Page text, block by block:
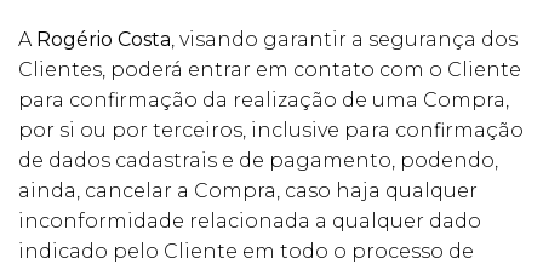
A Rogério Costa, visando garantir a segurança dos
Clientes, poderá entrar em contato com o Cliente
para confirmação da realização de uma Compra,
por si ou por terceiros, inclusive para confirmação
de dados cadastrais e de pagamento, podendo,
ainda, cancelar a Compra, caso haja qualquer
inconformidade relacionada a qualquer dado
indicado pelo Cliente em todo o processo de